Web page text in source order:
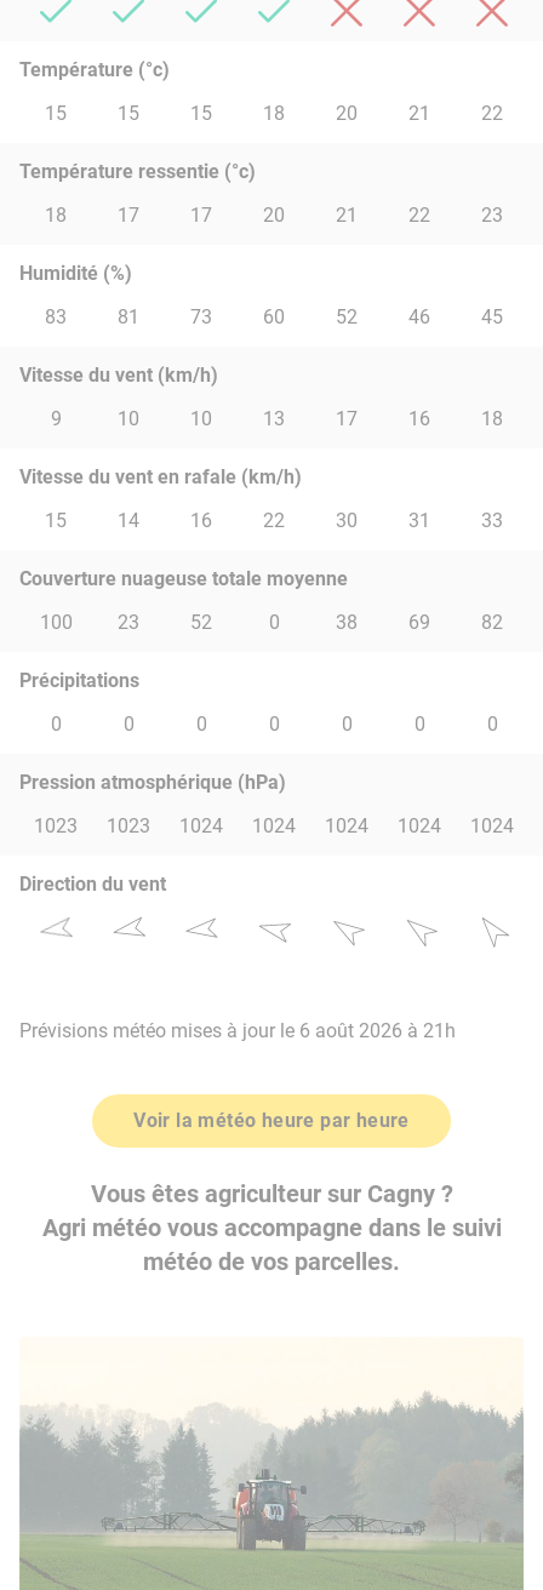
Température (°c)
15
15 15 18 20 21 22
Température ressentie (°c)
18
17 17 20 21 22 23
Humidité (%)
83
81 73 60 52 46 45
Vitesse du vent (km/h)
9
10 10 13 17 16 18
Vitesse du vent en rafale (km/h)
15
14 16 22 30 31 33
Couverture nuageuse totale moyenne
100
23 52 0 38 69 82
Précipitations
0
0 0 0 0 0 0
Pression atmosphérique (hPa)
1023
1023 1024 1024 1024 1024 1024
Direction du vent
Prévisions météo mises à jour le 6 août 2026 à 21h
Voir la météo heure par heure
Vous êtes agriculteur sur Cagny ?
Agri météo vous accompagne dans le suivi
météo de vos parcelles.